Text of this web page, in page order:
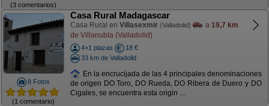
(3 comentarios)
8 Fotos
(1 comentario)
Casa Rural Madagascar
Casa Rural en Villasexmir (Valladolid) a 19,7 km
de Villanubla (Valladolid)
4+1 plazas
18 €
33 km de Valladolid
En la encrucijada de las 4 principales denominaciones
de origen DO Toro, DO Rueda, DO Ribera de Duero y DO
Cigales, se encuentra esta origin ...